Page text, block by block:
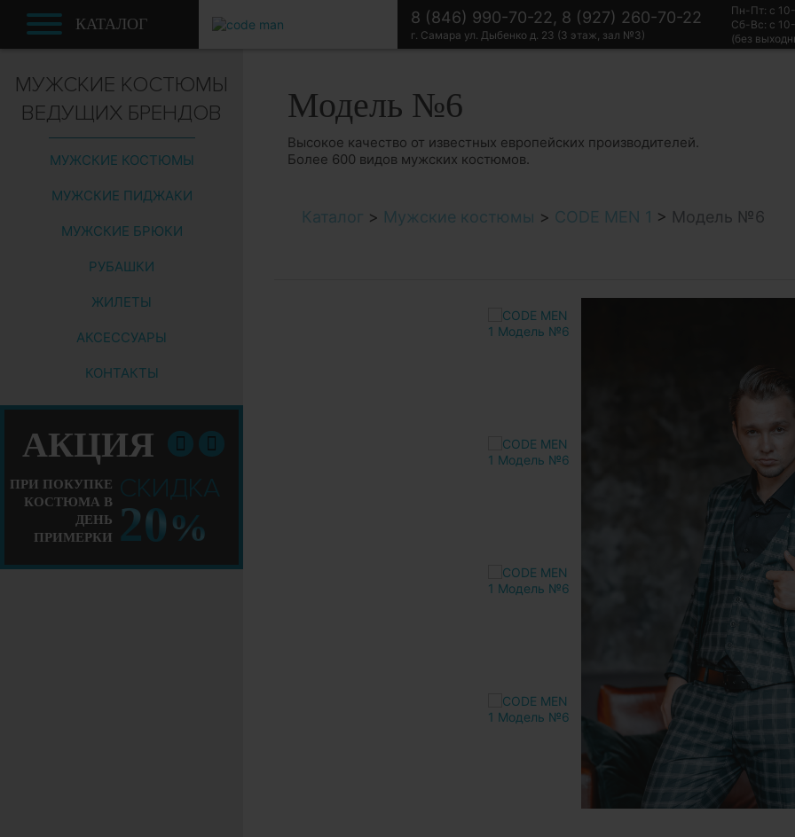
КАТАЛОГ 8 (846) 990-70-22, 8 (927) 260-70-22
г. Самара ул. Дыбенко д. 23 (3 этаж, зал №3)
Пн-Пт: с
Сб-Вс: с
(без
МУЖСКИЕ КОСТЮМЫ
ВЕДУЩИХ БРЕНДОВ
МУЖСКИЕ КОСТЮМЫ
МУЖСКИЕ ПИДЖАКИ
МУЖСКИЕ БРЮКИ
РУБАШКИ
ЖИЛЕТЫ
АКСЕССУАРЫ
КОНТАКТЫ
АКЦИЯ
ПРИ ПОКУПКЕ
КОСТЮМА В
ДЕНЬ
ПРИМЕРКИ
20%
Модель №6
Высокое качество от известных европейских производителей.
Более 600 видов мужских костюмов.
Каталог > Мужские костюмы > CODE MEN 1 > Модель №6